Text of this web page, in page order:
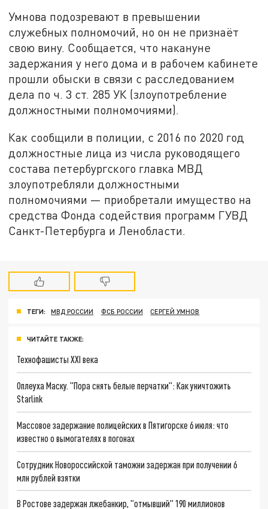
Умнова подозревают в превышении
служебных полномочий, но он не признаёт
свою вину. Сообщается, что накануне
задержания у него дома и в рабочем кабинете
прошли обыски в связи с расследованием
дела по ч. 3 ст. 285 УК (злоупотребление
должностными полномочиями).
Как сообщили в полиции, с 2016 по 2020 год
должностные лица из числа руководящего
состава петербургского главка МВД
злоупотребляли должностными
полномочиями — приобретали имущество на
средства Фонда содействия программ ГУВД
Санкт-Петербурга и Ленобласти.
ТЕГИ: МВД РОССИИ ФСБ РОССИИ СЕРГЕЙ УМНОВ
ЧИТАЙТЕ ТАКЖЕ:
Технофашисты XXI века
Оплеуха Маску. "Пора снять белые перчатки": Как уничтожить
Starlink
Массовое задержание полицейских в Пятигорске 6 июля: что
известно о вымогателях в погонах
Сотрудник Новороссийской таможни задержан при получении 6
млн рублей взятки
В Ростове задержан лжебанкир, "отмывший" 190 миллионов